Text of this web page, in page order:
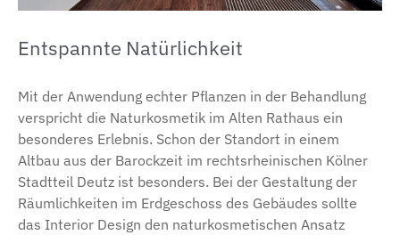
Entspannte Natürlichkeit
Mit der Anwendung echter Pflanzen in der Behandlung
verspricht die Naturkosmetik im Alten Rathaus ein
besonderes Erlebnis. Schon der Standort in einem
Altbau aus der Barockzeit im rechtsrheinischen Kölner
Stadtteil Deutz ist besonders. Bei der Gestaltung der
Räumlichkeiten im Erdgeschoss des Gebäudes sollte
das Interior Design den naturkosmetischen Ansatz